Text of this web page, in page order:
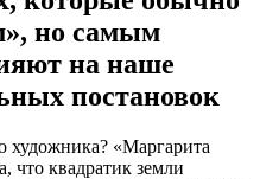
но самым
на наше
постановок
художника? «Маргарита
что квадратик земли